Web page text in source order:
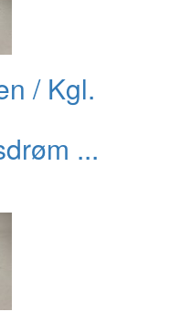
/ Kgl.
...